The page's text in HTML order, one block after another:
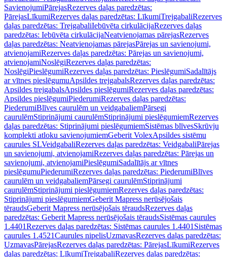
SavienojumiPārejasRezerves daļas paredzētas:
PārejasLīkumiRezerves daļas paredzētas: LīkumiTrejgabaliRezerves
daļas paredzētas: TrejgabaliIebūvēta cirkulācijaRezerves daļas
paredzētas: Iebūvēta cirkulācijaNeatvienojamas pārejasRezerves
daļas paredzētas: Neatvienojamas pārejasPārejas un savienojumi,
atvienojamiRezerves daļas paredzētas: Pārejas un savienojumi,
atvienojamiNoslēgiRezerves daļas paredzētas:
NoslēgiPieslēgumiRezerves daļas paredzētas: PieslēgumiSadalītājs
ar vītnes pieslēgumuApsildes trejgabalsRezerves daļas paredzētas:
Apsildes trejgabalsApsildes pieslēgumiRezerves daļas paredzētas:
Apsildes pieslēgumiPiederumiRezerves daļas paredzētas:
PiederumiBlīves caurulēm un veidgabaliemPārsegi
caurulēmStiprinājumi caurulēmStiprinājumi pieslēgumiemRezerves
daļas paredzētas: Stiprinājumi pieslēgumiemSistēmas blīvesSkrūvju
komplekti atloku savienojumiemGeberit VolexApsildes sistēmu
caurules SLVeidgabaliRezerves daļas paredzētas: VeidgabaliPārejas
un savienojumi, atvienojamiRezerves daļas paredzētas: Pārejas un
savienojumi, atvienojamiPieslēgumiSadalītājs ar vītnes
pieslēgumuPiederumiRezerves daļas paredzētas: PiederumiBlīves
caurulēm un veidgabaliemPārsegi caurulēmStiprinājumi
caurulēmStiprinājumi pieslēgumiemRezerves daļas paredzētas:
Stiprinājumi pieslēgumiemGeberit Mapress nerūsējošais
tēraudsGeberit Mapress nerūsējošais tēraudsRezerves daļas
paredzētas: Geberit Mapress nerūsējošais tēraudsSistēmas caurules
1.4401Rezerves daļas paredzētas: Sistēmas caurules 1.4401 Sistēmas
caurules 1.4521Caurules nipelisUzmavasRezerves daļas paredzētas:
UzmavasPārejasRezerves daļas paredzētas: PārejasLīkumiRezerves
daļas paredzētas: LīkumiTrejgabaliRezerves daļas paredzētas: